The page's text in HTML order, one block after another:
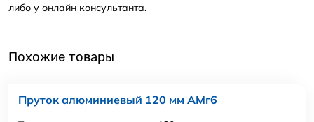
либо у онлайн консультанта.
Похожие товары
Пруток алюминиевый 120 мм АМг6